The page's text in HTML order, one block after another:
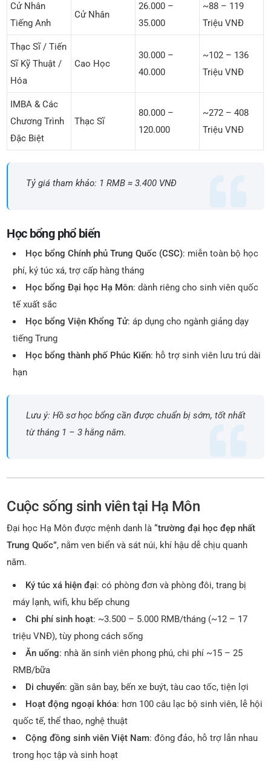
Cử Nhân
Tiếng Anh
Cử Nhân
26.000 –
35.000
~88 – 119
Triệu VNĐ
Thạc Sĩ / Tiến
Sĩ Kỹ Thuật /
Hóa
Cao Học
30.000 –
40.000
~102 – 136
Triệu VNĐ
IMBA & Các
Chương Trình
Đặc Biệt
Thạc Sĩ
80.000 –
120.000
~272 – 408
Triệu VNĐ
Tỷ giá tham khảo: 1 RMB ≈ 3.400 VNĐ
Học bổng phổ biến
Học bổng Chính phủ Trung Quốc (CSC): miễn toàn bộ học
phí, ký túc xá, trợ cấp hàng tháng
Học bổng Đại học Hạ Môn: dành riêng cho sinh viên quốc
tế xuất sắc
Học bổng Viện Khổng Tử: áp dụng cho ngành giảng dạy
tiếng Trung
Học bổng thành phố Phúc Kiến: hỗ trợ sinh viên lưu trú dài
hạn
Lưu ý: Hồ sơ học bổng cần được chuẩn bị sớm, tốt nhất
từ tháng 1 – 3 hằng năm.
Cuộc sống sinh viên tại Hạ Môn
Đại học Hạ Môn được mệnh danh là“trường đại học đẹp nhất
Trung Quốc”, nằm ven biển và sát núi, khí hậu dễ chịu quanh
năm.
Ký túc xá hiện đại: có phòng đơn và phòng đôi, trang bị
máy lạnh, wifi, khu bếp chung
Chi phí sinh hoạt: ~3.500 – 5.000 RMB/tháng (~12 – 17
triệu VNĐ), tùy phong cách sống
Ăn uống: nhà ăn sinh viên phong phú, chi phí ~15 – 25
RMB/bữa
Di chuyển: gần sân bay, bến xe buýt, tàu cao tốc, tiện lợi
Hoạt động ngoại khóa: hơn 100 câu lạc bộ sinh viên, lễ hội
quốc tế, thể thao, nghệ thuật
Cộng đồng sinh viên Việt Nam: đông đảo, hỗ trợ lẫn nhau
trong học tập và sinh hoạt